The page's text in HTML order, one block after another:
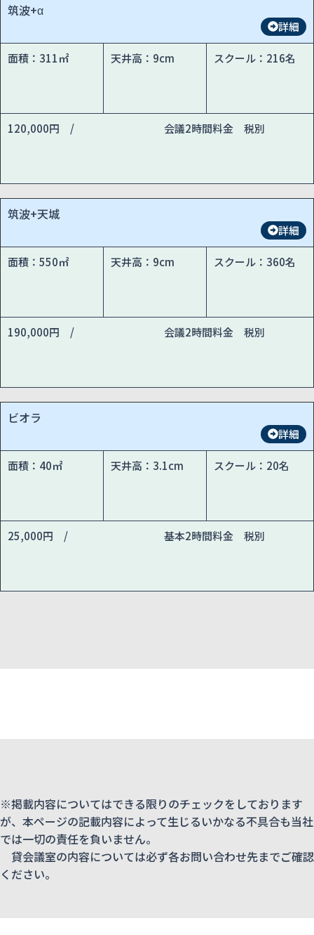
筑波+α
詳細
面積：311㎡ 天井高：9cm スクール：216名
120,000円 / 会議2時間料金 税別
筑波+天城
詳細
面積：550㎡ 天井高：9cm スクール：360名
190,000円 / 会議2時間料金 税別
ビオラ
詳細
面積：40㎡ 天井高：3.1cm スクール：20名
25,000円 / 基本2時間料金 税別
※掲載内容についてはできる限りのチェックをしております
が、本ページの記載内容によって生じるいかなる不具合も当社
では一切の責任を負いません。
貸会議室の内容については必ず各お問い合わせ先までご確認
ください。